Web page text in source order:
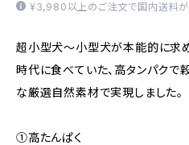
¥3,980以上のご注文で国内送料が
超小型犬〜小型犬が本能的に求
時代に食べていた、高タンパク
な厳選自然素材で実現しました。
①高たんぱく